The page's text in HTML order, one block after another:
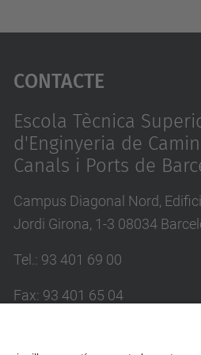
Contacte
Escola Tècnica
d'Enginyeria de
Canals i Ports de
Campus Diagonal Nord, Edifici
Jordi Girona, 1-3 08034
Tel. : 93 401 69 00
Fax: 93 401 65 04